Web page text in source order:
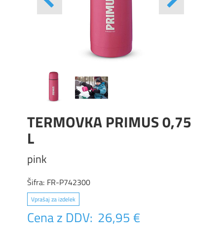
TERMOVKA PRIMUS 0,75
L
pink
Šifra: FR-P742300
Vprašaj za izdelek
Cena z DDV: 26,95 €